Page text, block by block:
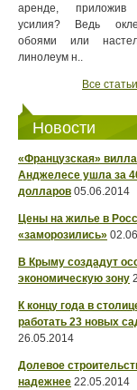
аренде, приложив
усилия? Ведь
обоями или
линолеум н..
Все статьи
Новости
«Французская»
Анджелесе ушла за
долларов 05.06.2014
Цены на жилье в
«заморозились»
В Крыму создадут
экономическую зону
К концу года в
работать 23 новых
26.05.2014
Долевое
надежнее 22.05.2014